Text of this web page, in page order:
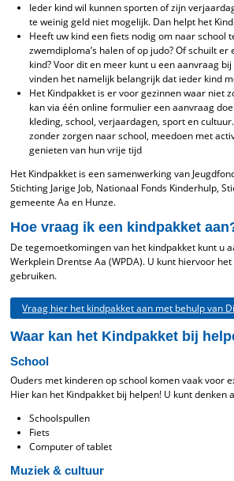
Ieder kind wil kunnen sporten of zijn
te weinig geld niet mogelijk. Dan helpt het
Heeft uw kind een fiets nodig om naar school
zwemdiploma’s halen of op judo? Of schuilt
kind? Voor dit en meer kunt u een aanvraag
vinden het namelijk belangrijk dat ieder kind
Het Kindpakket is er voor gezinnen waar niet
kan via één online formulier een aanvraag
kleding, school, verjaardagen, sport en
zonder zorgen naar school, meedoen met
genieten van hun vrije tijd
Het Kindpakket is een samenwerking van
Stichting Jarige Job, Nationaal Fonds Kinderhulp,
gemeente Aa en Hunze.
Hoe vraag ik een kindpakket
De tegemoetkomingen van het kindpakket kunt u
Werkplein Drentse Aa (WPDA). U kunt hiervoor
gebruiken.
Vraag hier het kindpakket aan met behulp van
Waar kan het Kindpakket bij
School
Ouders met kinderen op school komen vaak voor
Hier kan het Kindpakket bij helpen! U kunt denken
Schoolspullen
Fiets
Computer of tablet
Muziek & cultuur